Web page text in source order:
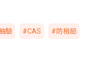
驗 #CAS #防檢局